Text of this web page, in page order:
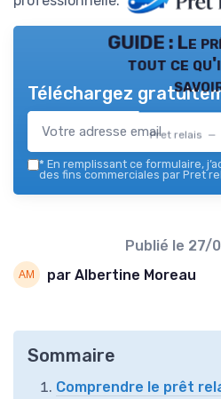
GUIDE : Le
tout ce
Pret relais —
Téléchargez
* En remplissant ce formulaire,
des fins commerciales par Pret
Publié le 27/
par Albertine Moreau
Sommaire
Comprendre le prêt